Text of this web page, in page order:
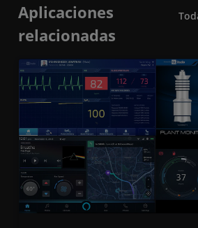
Aplicaciones
relacionadas